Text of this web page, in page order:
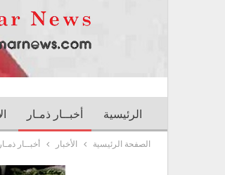
الرئيسية أخبــار ذمـار
الصفحة الرئيسية الأخبار أخبــار ذمـار